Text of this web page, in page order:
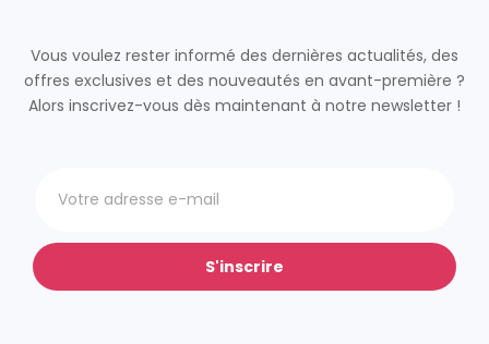
Vous voulez rester informé des dernières actualités, des
offres exclusives et des nouveautés en avant-première ?
Alors inscrivez-vous dès maintenant à notre newsletter !
S'inscrire